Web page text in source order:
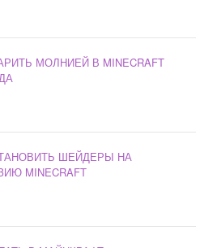
МОЛНИЕЙ В MINECRAFT
ШЕЙДЕРЫ НА
MINECRAFT